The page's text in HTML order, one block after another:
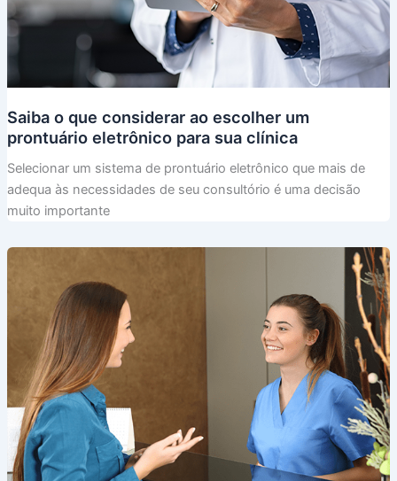
Saiba o que considerar ao escolher um
prontuário eletrônico para sua clínica
Selecionar um sistema de prontuário eletrônico que mais de
adequa às necessidades de seu consultório é uma decisão
muito importante